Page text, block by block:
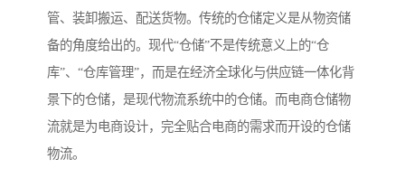
管、装卸搬运、配送货物。传统的仓储定义是从物资储
备的角度给出的。现代“仓储”不是传统意义上的“仓
库”、“仓库管理”，而是在经济全球化与供应链一体化背
景下的仓储，是现代物流系统中的仓储。而电商仓储物
流就是为电商设计，完全贴合电商的需求而开设的仓储
物流。